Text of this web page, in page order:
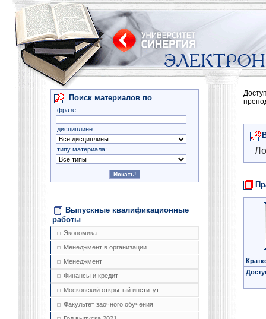
Поиск материалов по
фразе:
дисциплине:
типу материала:
Выпускные квалификационные
работы
Экономика
Менеджмент в организации
Менеджмент
Финансы и кредит
Московский открытый институт
Факультет заочного обучения